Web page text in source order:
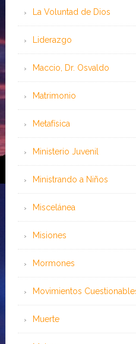
La Voluntad de Dios
Liderazgo
Maccio, Dr. Osvaldo
Matrimonio
Metafísica
Ministerio Juvenil
Ministrando a Niños
Miscelánea
Misiones
Mormones
Movimientos
Muerte